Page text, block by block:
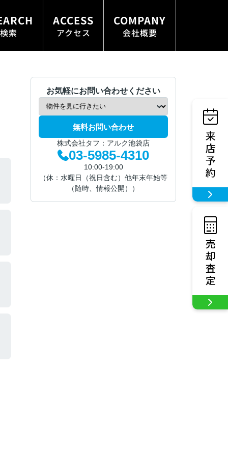
索
ACCESS
アクセス
COMPANY
会社概要
お気軽にお問い合わせください
無料お問い合わせ
株式会社タフ：アルク池袋店
03-5985-4310
10:00-19:00
（休：水曜日（祝日含む）他年末年始等
（随時、情報公開））